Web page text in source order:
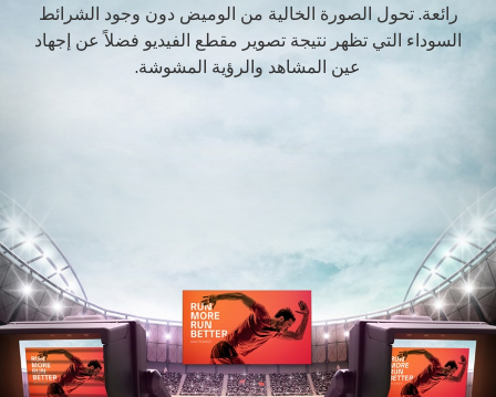
رائعة. تحول الصورة الخالية من الوميض دون وجود الشرائط
السوداء التي تظهر نتيجة تصوير مقطع الفيديو فضلاً عن إجهاد
عين المشاهد والرؤية المشوشة.